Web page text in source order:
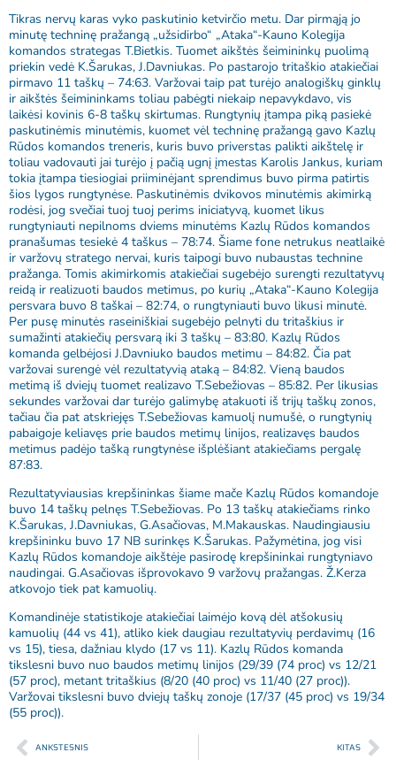
Tikras nervų karas vyko paskutinio ketvirčio metu. Dar pirmąją jo
minutę techninę pražangą „užsidirbo“ „Ataka“-Kauno Kolegija
komandos strategas T.Bietkis. Tuomet aikštės šeimininkų puolimą
priekin vedė K.Šarukas, J.Davniukas. Po pastarojo tritaškio atakiečiai
pirmavo 11 taškų – 74:63. Varžovai taip pat turėjo analogiškų ginklų
ir aikštės šeimininkams toliau pabėgti niekaip nepavykdavo, vis
laikėsi kovinis 6-8 taškų skirtumas. Rungtynių įtampa piką pasiekė
paskutinėmis minutėmis, kuomet vėl techninę pražangą gavo Kazlų
Rūdos komandos treneris, kuris buvo priverstas palikti aikštelę ir
toliau vadovauti jai turėjo į pačią ugnį įmestas Karolis Jankus, kuriam
tokia įtampa tiesiogiai priiminėjant sprendimus buvo pirma patirtis
šios lygos rungtynėse. Paskutinėmis dvikovos minutėmis akimirką
rodėsi, jog svečiai tuoj tuoj perims iniciatyvą, kuomet likus
rungtyniauti nepilnoms dviems minutėms Kazlų Rūdos komandos
pranašumas tesiekė 4 taškus – 78:74. Šiame fone netrukus neatlaikė
ir varžovų stratego nervai, kuris taipogi buvo nubaustas technine
pražanga. Tomis akimirkomis atakiečiai sugebėjo surengti rezultatyvų
reidą ir realizuoti baudos metimus, po kurių „Ataka“-Kauno Kolegija
persvara buvo 8 taškai – 82:74, o rungtyniauti buvo likusi minutė.
Per pusę minutės raseiniškiai sugebėjo pelnyti du tritaškius ir
sumažinti atakiečių persvarą iki 3 taškų – 83:80. Kazlų Rūdos
komanda gelbėjosi J.Davniuko baudos metimu – 84:82. Čia pat
varžovai surengė vėl rezultatyvią ataką – 84:82. Vieną baudos
metimą iš dviejų tuomet realizavo T.Sebežiovas – 85:82. Per likusias
sekundes varžovai dar turėjo galimybę atakuoti iš trijų taškų zonos,
tačiau čia pat atskriejęs T.Sebežiovas kamuolį numušė, o rungtynių
pabaigoje keliavęs prie baudos metimų linijos, realizavęs baudos
metimus padėjo tašką rungtynėse išplėšiant atakiečiams pergalę
87:83.
Rezultatyviausias krepšininkas šiame mače Kazlų Rūdos komandoje
buvo 14 taškų pelnęs T.Sebežiovas. Po 13 taškų atakiečiams rinko
K.Šarukas, J.Davniukas, G.Asačiovas, M.Makauskas. Naudingiausiu
krepšininku buvo 17 NB surinkęs K.Šarukas. Pažymėtina, jog visi
Kazlų Rūdos komandoje aikštėje pasirodę krepšininkai rungtyniavo
naudingai. G.Asačiovas išprovokavo 9 varžovų pražangas. Ž.Kerza
atkovojo tiek pat kamuolių.
Komandinėje statistikoje atakiečiai laimėjo kovą dėl atšokusių
kamuolių (44 vs 41), atliko kiek daugiau rezultatyvių perdavimų (16
vs 15), tiesa, dažniau klydo (17 vs 11). Kazlų Rūdos komanda
tikslesni buvo nuo baudos metimų linijos (29/39 (74 proc) vs 12/21
(57 proc), metant tritaškius (8/20 (40 proc) vs 11/40 (27 proc)).
Varžovai tikslesni buvo dviejų taškų zonoje (17/37 (45 proc) vs 19/34
(55 proc)).
ANKSTESNIS KITAS